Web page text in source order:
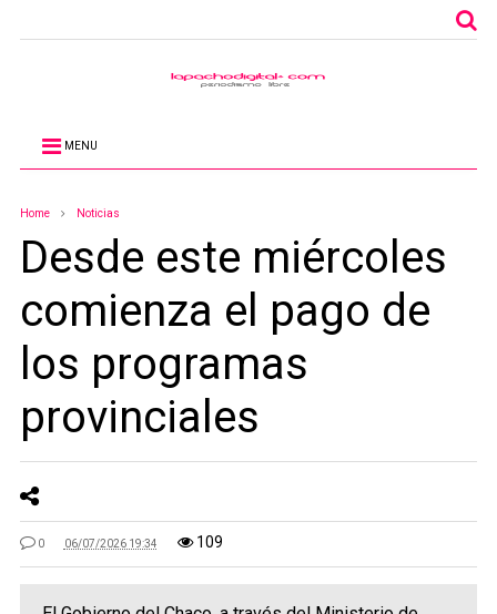
MENU
Home Noticias
Desde este miércoles
comienza el pago de
los programas
provinciales
0 06/07/2026 19:34 109